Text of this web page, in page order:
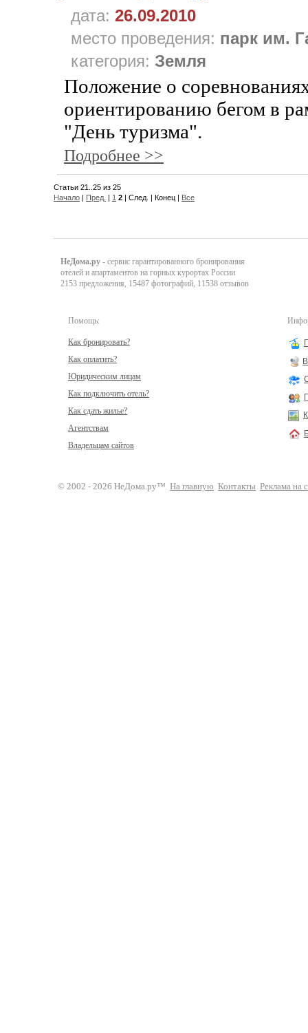
дата: 26.09.2010
место проведения: парк им.
категория: Земля
Положение о
ориентированию бегом в
"День туризма".
Подробнее >>
Статьи 21..25 из 25
Начало | Пред. | 1 2 | След. | Конец | Все
НеДома.ру - сервис гарантированного бронирования
отелей и апартаментов на горных курортах России
2153 предложения, 15487 фотографий, 11538 отзывов
Помощь:
Как бронировать?
Как оплатить?
Юридическим лицам
Как подключить отель?
Как сдать жилье?
Агентствам
Владельцам сайтов
© 2002 - 2026 НеДома.ру™ На главную Контакты Реклама на